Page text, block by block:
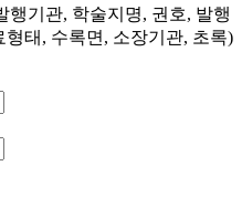
행기관, 학술지명, 권호, 발행
태, 수록면, 소장기관, 초록)